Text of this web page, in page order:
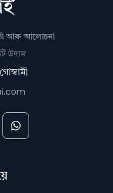
আৰু আলোচনা
উদ্যম